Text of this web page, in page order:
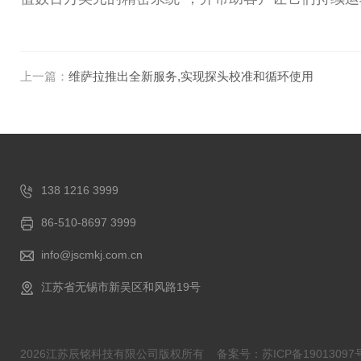
上一篇： 维萨拉推出全新服务,实现探头校准和循环使用
138 1216 3999
86-510-8697 3999
info@jscmkj.com.cn
江苏省无锡市新吴区和风路19号
2026江苏辰铭科技有限公司版权所有 备案号：苏ICP备19013097